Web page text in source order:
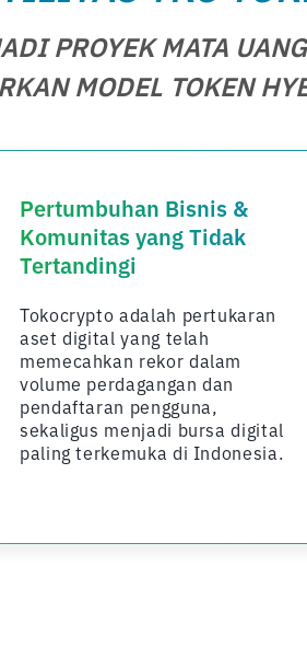
PROYEK MATA
MODEL TOKEN
Pertumbuhan Bisnis &
Komunitas yang Tidak
Tertandingi
Tokocrypto adalah pertukaran
aset digital yang telah
memecahkan rekor dalam
volume perdagangan dan
pendaftaran pengguna,
sekaligus menjadi bursa digital
paling terkemuka di Indonesia.